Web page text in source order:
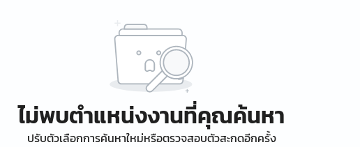
ไม่พบตำแหน่งงานที่คุณค้นหา
ปรับตัวเลือกการค้นหาใหม่หรือตรวจสอบตัวสะกดอีกครั้ง